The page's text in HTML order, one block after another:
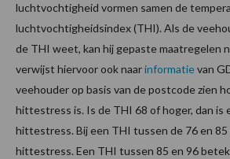
luchtvochtigheid vormen samen de
luchtvochtigheidsindex (THI). Als de
de THI weet, kan hij gepaste maatregelen
verwijst hiervoor ook naarinformatievan
veehouder op basis van de postcode zien
hittestress is. Is de THI 68 of hoger, dan is
hittestress. Bij een THI tussen de 76 en 85
hittestress. Een THI tussen 85 en 96